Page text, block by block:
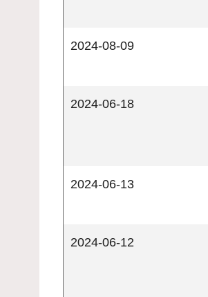
2024-08-09
2024-06-18
2024-06-13
2024-06-12